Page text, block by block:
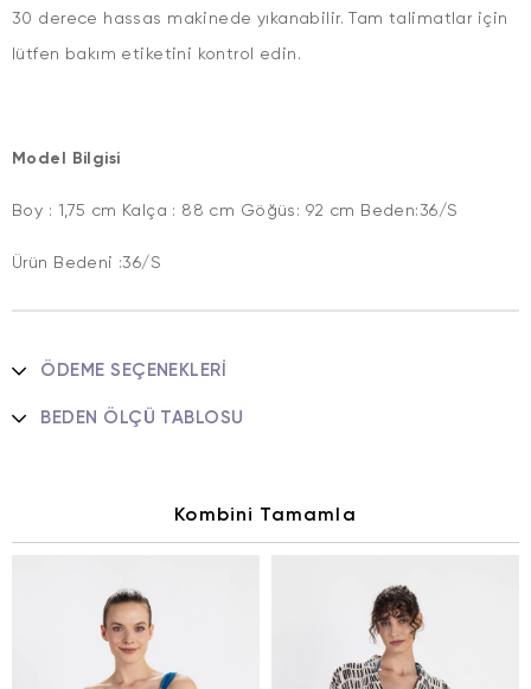
30 derece hassas makinede yıkanabilir. Tam talimatlar için
lütfen bakım etiketini kontrol edin.
Model Bilgisi
Boy : 1,75 cm Kalça : 88 cm Göğüs: 92 cm Beden:36/S
Ürün Bedeni :36/S
ÖDEME SEÇENEKLERI
BEDEN ÖLÇÜ TABLOSU
Kombini Tamamla